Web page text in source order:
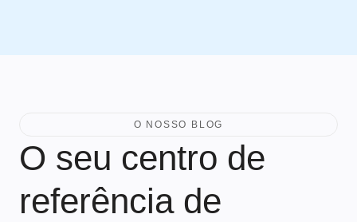
O NOSSO BLOG
O seu centro de
referência de